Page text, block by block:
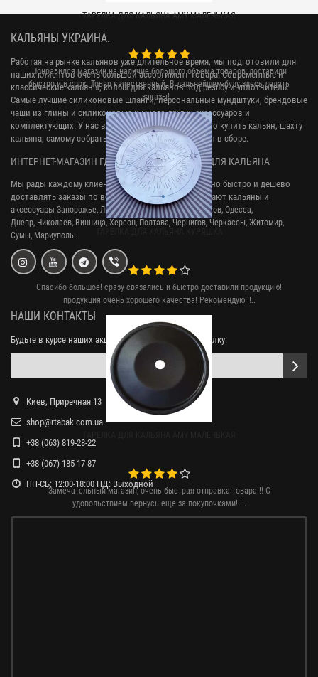
ТАРЕЛКА ДЛЯ КАЛЬЯНА AMY МАЛЕНЬКАЯ
Понравился магазин на наличие большого объема товаров, доставили
быстро и в срок. Товар качественный. В дальнейшем буду здесь делать
заказы! ..
Спасибо большое! сразу связались и быстро доставили продукцию!
продукция очень хорошего качества! Рекомендую!!!..
Замечательный магазин, очень быстрая отправка товара!!! С
удовольствием вернусь еще за покупочками!!!..
КАЛЬЯНЫ УКРАИНА.
Работая на рынке кальянов уже длительное время, мы подготовили для
наших клиентов очень большой ассортимент товара. Современные и
классические кальяны, колбы для кальянов под резьбу и уплотнитель.
Самые лучшие силиконовые шланги, персональные мундштуки, брендовые
чаши из глины и силиконовые и много других аксессуаров и
комплектующих. У нас вы сможете легко и недорого купить кальян, шахту
кальяна, самому собрать наргиле или купить кальян в сборе.
ИНТЕРНЕТ-МАГАЗИН ГДЕ МОЖНО КУПИТЬ ВСЕ ДЛЯ КАЛЬЯНА
Мы рады каждому клиенту, и стараемся максимально быстро и дешево
доставлять заказы по всей Украине. У нас заказывают кальяны и
аксессуары Запорожье, Львов, Кривой Рог,Киев, Харьков, Одесса,
Днепр, Николаев, Винница, Херсон, Полтава, Чернигов, Черкассы, Житомир,
Сумы, Мариуполь.
НАШИ КОНТАКТЫ
Будьте в курсе наших акций, подпишитесь на рассылку:
Киев, Приречная 13
shop@rtabak.com.ua
+38 (063) 819-28-22
+38 (067) 185-17-87
ПН-СБ: 12:00-18:00 НД: Выходной